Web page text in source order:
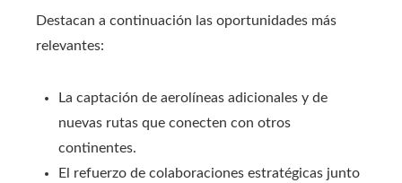
Destacan a continuación las oportunidades más
relevantes:
La captación de aerolíneas adicionales y de
nuevas rutas que conecten con otros
continentes.
El refuerzo de colaboraciones estratégicas junto